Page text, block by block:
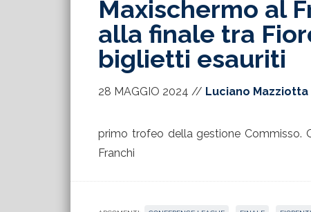
Maxischermo al
alla finale tra
biglietti esauriti
28 MAGGIO 2024 // Luciano Mazziotta
primo trofeo della gestione Commisso.
Franchi